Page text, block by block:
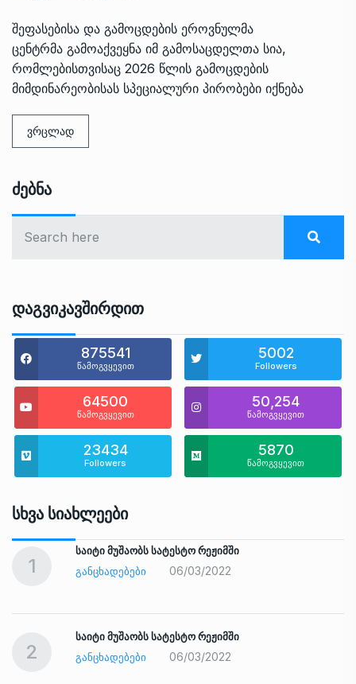
შეფასებისა და გამოცდების ეროვნულმა
ცენტრმა გამოაქვეყნა იმ გამოსაცდელთა სია,
რომლებისთვისაც 2026 წლის გამოცდების
მიმდინარეობისას სპეციალური პირობები იქნება
ვრცლად
Ძებნა
Დაგვიკავშირდით
875541
წამოგვყევით
5002
Followers
64500
წამოგვყევით
50,254
წამოგვყევით
23434
Followers
5870
წამოგვყევით
Სხვა Სიახლეები
1
საიტი მუშაობს სატესტო რეჟიმში
ᲒᲐᲜᲪᲮᲐᲓᲔᲑᲔᲑᲘ
06/03/2022
2
საიტი მუშაობს სატესტო რეჟიმში
ᲒᲐᲜᲪᲮᲐᲓᲔᲑᲔᲑᲘ
06/03/2022